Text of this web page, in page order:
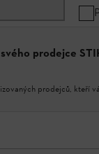
prodejce
prodejců, kteří